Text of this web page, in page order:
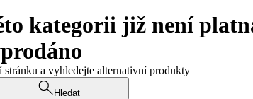
kategorii již není
a vyhledejte alternativní produkty
Hledat